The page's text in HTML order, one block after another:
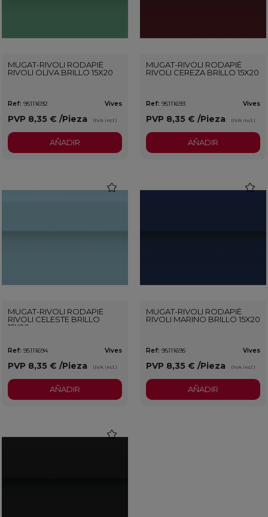
MUGAT-RIVOLI RODAPIÉ
RIVOLI OLIVA BRILLO 15X20
Ref: 95111692 Vives
PVP 8,35 € /Pieza (IVA incl.)
AÑADIR
MUGAT-RIVOLI RODAPIÉ
RIVOLI CEREZA BRILLO 15X20
Ref: 95111693 Vives
PVP 8,35 € /Pieza (IVA incl.)
AÑADIR
MUGAT-RIVOLI RODAPIÉ
RIVOLI CELESTE BRILLO
15X20
Ref: 95111694 Vives
PVP 8,35 € /Pieza (IVA incl.)
AÑADIR
MUGAT-RIVOLI RODAPIÉ
RIVOLI MARINO BRILLO 15X20
Ref: 95111695 Vives
PVP 8,35 € /Pieza (IVA incl.)
AÑADIR